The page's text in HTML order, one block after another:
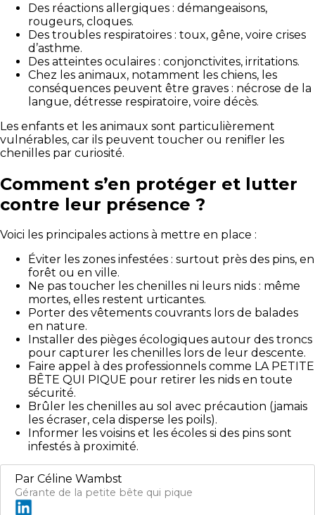
Des réactions allergiques : démangeaisons,
rougeurs, cloques.
Des troubles respiratoires : toux, gêne, voire crises
d’asthme.
Des atteintes oculaires : conjonctivites, irritations.
Chez les animaux, notamment les chiens, les
conséquences peuvent être graves : nécrose de la
langue, détresse respiratoire, voire décès.
Les enfants et les animaux sont particulièrement
vulnérables, car ils peuvent toucher ou renifler les
chenilles par curiosité.
Comment s’en protéger et lutter
contre leur présence ?
Voici les principales actions à mettre en place :
Éviter les zones infestées : surtout près des pins, en
forêt ou en ville.
Ne pas toucher les chenilles ni leurs nids : même
mortes, elles restent urticantes.
Porter des vêtements couvrants lors de balades
en nature.
Installer des pièges écologiques autour des troncs
pour capturer les chenilles lors de leur descente.
Faire appel à des professionnels comme LA PETITE
BÊTE QUI PIQUE pour retirer les nids en toute
sécurité.
Brûler les chenilles au sol avec précaution (jamais
les écraser, cela disperse les poils).
Informer les voisins et les écoles si des pins sont
infestés à proximité.
Par Céline Wambst
Gérante de la petite bête qui pique